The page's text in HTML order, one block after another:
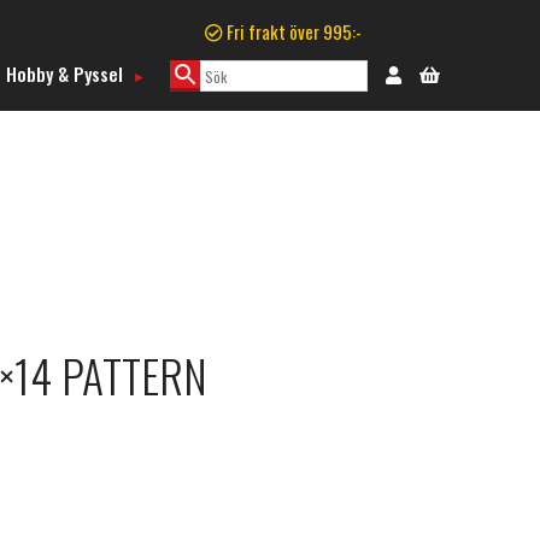
Fri frakt över 995:-
Hobby & Pyssel
PATTERN